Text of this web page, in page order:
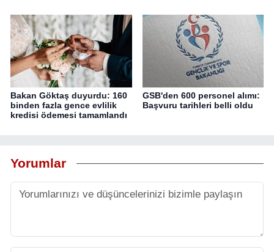
Bakan Göktaş duyurdu: 160
binden fazla gence evlilik
kredisi ödemesi tamamlandı
GSB'den 600 personel alımı:
Başvuru tarihleri belli oldu
Yorumlar